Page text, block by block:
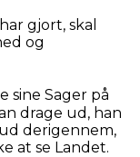
gjort, skal
og
sine Sager på
drage ud, han
derigennem,
at se Landet.